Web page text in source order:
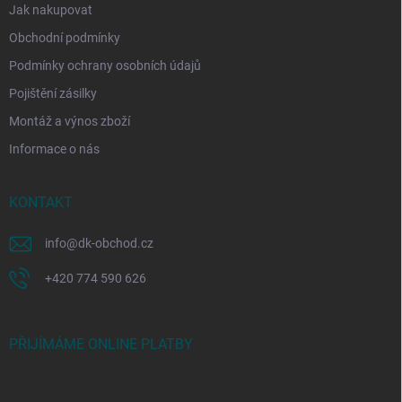
Jak nakupovat
Obchodní podmínky
Podmínky ochrany osobních údajů
Pojištění zásilky
Montáž a výnos zboží
Informace o nás
KONTAKT
info@dk-obchod.cz
+420 774 590 626
PŘIJÍMÁME ONLINE PLATBY